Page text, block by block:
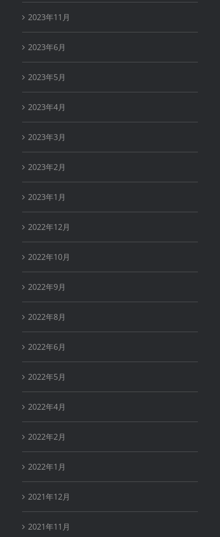
2023年11月
2023年6月
2023年5月
2023年4月
2023年3月
2023年2月
2023年1月
2022年12月
2022年10月
2022年9月
2022年8月
2022年6月
2022年5月
2022年4月
2022年2月
2022年1月
2021年12月
2021年11月